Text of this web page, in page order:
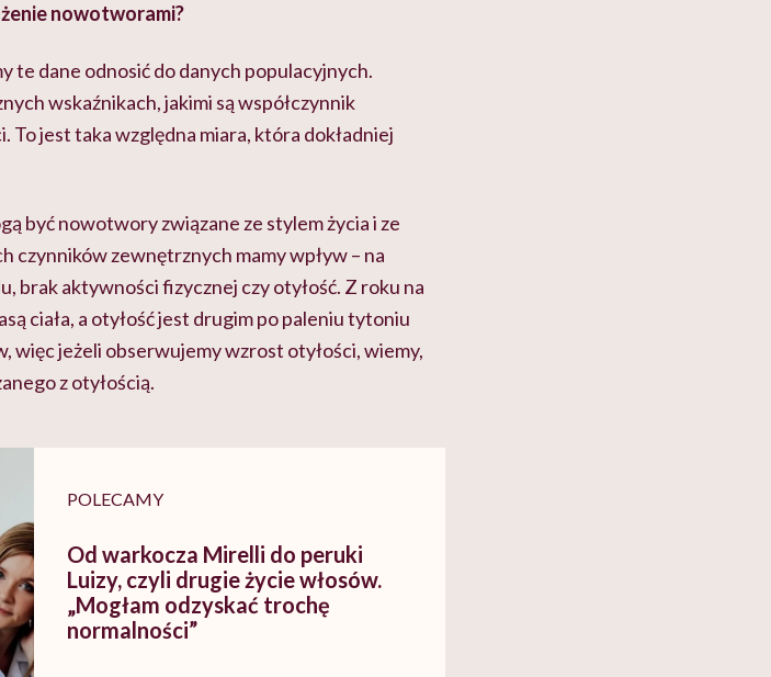
nowotworami?
te dane odnosić do danych populacyjnych.
wskaźnikach, jakimi są współczynnik
jest taka względna miara, która dokładniej
być nowotwory związane ze stylem życia i ze
czynników zewnętrznych mamy wpływ – na
brak aktywności fizycznej czy otyłość. Z roku na
ciała, a otyłość jest drugim po paleniu tytoniu
jeżeli obserwujemy wzrost otyłości, wiemy,
z otyłością.
POLECAMY
Od warkocza Mirelli do peruki
Luizy, czyli drugie życie włosów.
„Mogłam odzyskać trochę
normalności”